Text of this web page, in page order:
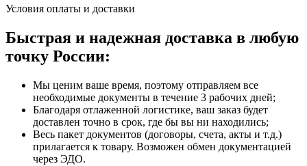
Условия оплаты и доставки
Быстрая и надежная доставка в любую
точку России:
Мы ценим ваше время, поэтому отправляем все
необходимые документы в течение 3 рабочих дней;
Благодаря отлаженной логистике, ваш заказ будет
доставлен точно в срок, где бы вы ни находились;
Весь пакет документов (договоры, счета, акты и т.д.)
прилагается к товару. Возможен обмен документацией
через ЭДО.